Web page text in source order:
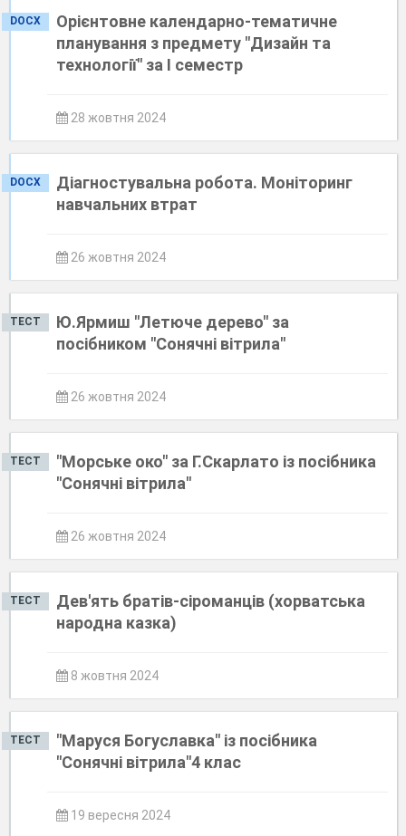
DOCX
Орієнтовне календарно-тематичне
планування з предмету "Дизайн та
технології" за І семестр
28 жовтня 2024
DOCX
Діагностувальна робота. Моніторинг
навчальних втрат
26 жовтня 2024
ТЕСТ
Ю.Ярмиш "Летюче дерево" за
посібником "Сонячні вітрила"
26 жовтня 2024
ТЕСТ
"Морське око" за Г.Скарлато із посібника
"Сонячні вітрила"
26 жовтня 2024
ТЕСТ
Дев'ять братів-сіроманців (хорватська
народна казка)
8 жовтня 2024
ТЕСТ
"Маруся Богуславка" із посібника
"Сонячні вітрила"4 клас
19 вересня 2024